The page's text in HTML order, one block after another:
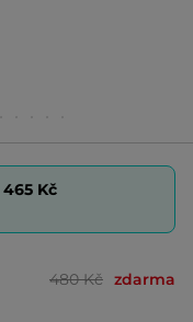
465 Kč
480 Kč zdarma